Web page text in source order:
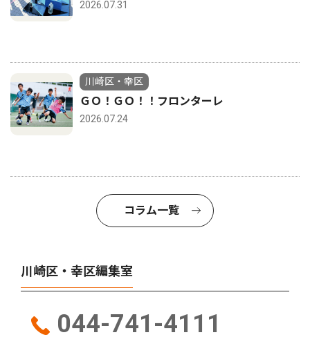
2026.07.31
川崎区・幸区
ＧＯ！ＧＯ！！フロンターレ
2026.07.24
コラム一覧
川崎区・幸区編集室
044-741-4111